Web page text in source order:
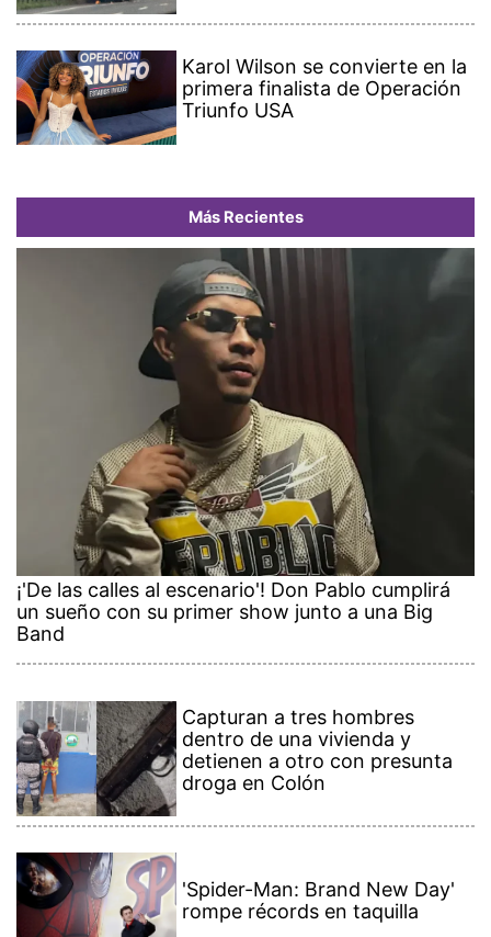
Karol Wilson se convierte en la
primera finalista de Operación
Triunfo USA
Más Recientes
¡'De las calles al escenario'! Don Pablo cumplirá
un sueño con su primer show junto a una Big
Band
Capturan a tres hombres
dentro de una vivienda y
detienen a otro con presunta
droga en Colón
'Spider-Man: Brand New Day'
rompe récords en taquilla